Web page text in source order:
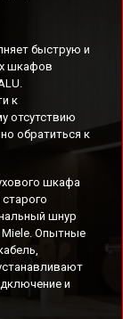
быструю и
шкафов
к
отсутствию
обратиться к
шкафа
шнур
Miele. Опытные
и